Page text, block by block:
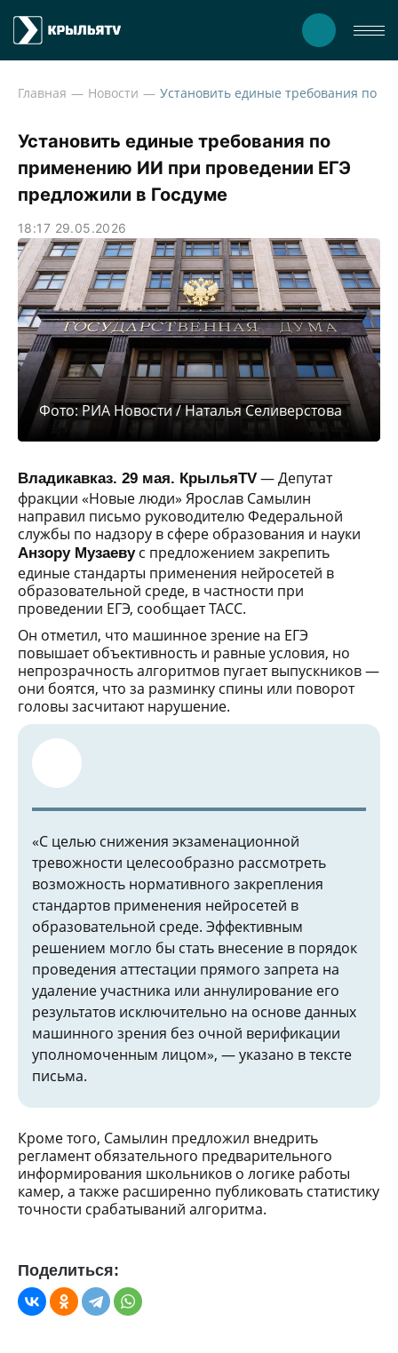
Главная Новости
Установить единые требования по
применению ИИ при проведении ЕГЭ
предложили в Госдуме
18:17 29.05.2026
Фото: РИА Новости / Наталья Селиверстова
Владикавказ. 29 мая. КрыльяTV — Депутат
фракции «Новые люди» Ярослав Самылин
направил письмо руководителю Федеральной
службы по надзору в сфере образования и науки
Анзору Музаевус предложением закрепить
единые стандарты применения нейросетей в
образовательной среде, в частности при
проведении ЕГЭ, сообщает ТАСС.
Он отметил, что машинное зрение на ЕГЭ
повышает объективность и равные условия, но
непрозрачность алгоритмов пугает выпускников —
они боятся, что за разминку спины или поворот
головы засчитают нарушение.
«С целью снижения экзаменационной
тревожности целесообразно рассмотреть
возможность нормативного закрепления
стандартов применения нейросетей в
образовательной среде. Эффективным
решением могло бы стать внесение в порядок
проведения аттестации прямого запрета на
удаление участника или аннулирование его
результатов исключительно на основе данных
машинного зрения без очной верификации
уполномоченным лицом», — указано в тексте
письма.
Кроме того, Самылин предложил внедрить
регламент обязательного предварительного
информирования школьников о логике работы
камер, а также расширенно публиковать статистику
точности срабатываний алгоритма.
Поделиться: